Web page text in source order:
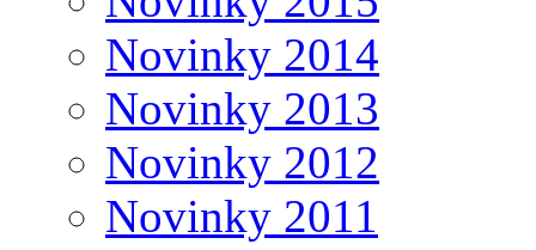
Novinky 2014
Novinky 2013
Novinky 2012
Novinky 2011